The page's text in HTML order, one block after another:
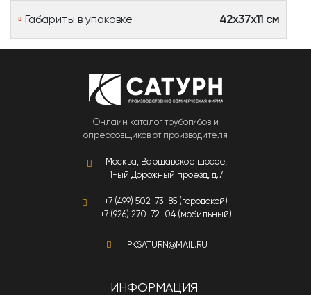
Габариты в упаковке 42х37х11 см
Онлайн каталог трубогибов и
опрессовщиков от производителя
Москва, Варшавское шоссе,
1-ый Дорожный проезд, д.7
+7 (499) 502-73-85 (городской)
+7 (926) 270-72-04 (мобильный)
PKSATURN@MAIL.RU
ИНФОРМАЦИЯ